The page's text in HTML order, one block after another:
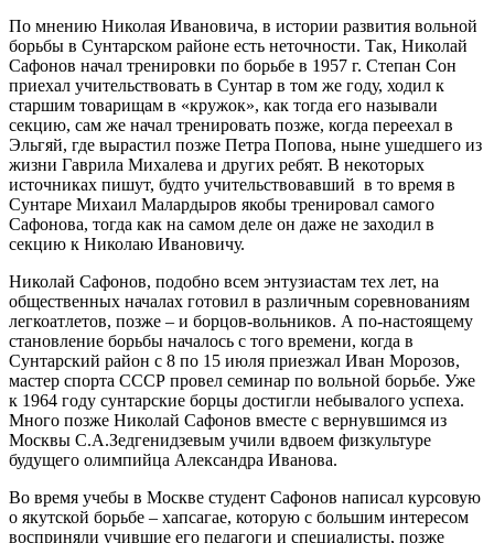
По мнению Николая Ивановича, в истории развития вольной
борьбы в Сунтарском районе есть неточности. Так, Николай
Сафонов начал тренировки по борьбе в 1957 г. Степан Сон
приехал учительствовать в Сунтар в том же году, ходил к
старшим товарищам в «кружок», как тогда его называли
секцию, сам же начал тренировать позже, когда переехал в
Эльгяй, где вырастил позже Петра Попова, ныне ушедшего из
жизни Гаврила Михалева и других ребят. В некоторых
источниках пишут, будто учительствовавший в то время в
Сунтаре Михаил Малардыров якобы тренировал самого
Сафонова, тогда как на самом деле он даже не заходил в
секцию к Николаю Ивановичу.
Николай Сафонов, подобно всем энтузиастам тех лет, на
общественных началах готовил в различным соревнованиям
легкоатлетов, позже – и борцов-вольников. А по-настоящему
становление борьбы началось с того времени, когда в
Сунтарский район с 8 по 15 июля приезжал Иван Морозов,
мастер спорта СССР провел семинар по вольной борьбе. Уже
к 1964 году сунтарские борцы достигли небывалого успеха.
Много позже Николай Сафонов вместе с вернувшимся из
Москвы С.А.Зедгенидзевым учили вдвоем физкультуре
будущего олимпийца Александра Иванова.
Во время учебы в Москве студент Сафонов написал курсовую
о якутской борьбе – хапсагае, которую с большим интересом
восприняли учившие его педагоги и специалисты, позже